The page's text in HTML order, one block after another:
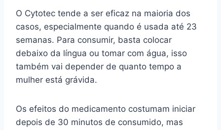
O Cytotec tende a ser eficaz na maioria dos
casos, especialmente quando é usada até 23
semanas. Para consumir, basta colocar
debaixo da língua ou tomar com água, isso
também vai depender de quanto tempo a
mulher está grávida.
Os efeitos do medicamento costumam iniciar
depois de 30 minutos de consumido, mas